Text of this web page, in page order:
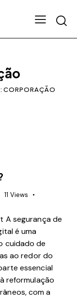
CORPORAÇÃO
11 Views
A segurança de
é uma
cuidado de
ao redor do
essencial
reformulação
com a